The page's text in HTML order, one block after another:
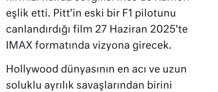
eşlik etti. Pitt’in eski bir F1 pilotunu
canlandırdığı film 27 Haziran 2025’te
IMAX formatında vizyona girecek.
Hollywood dünyasının en acı ve uzun
soluklu ayrılık savaşlarından birini